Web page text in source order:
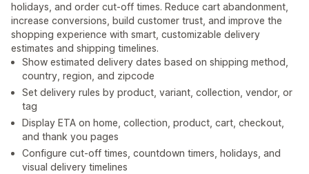
holidays, and order cut-off times. Reduce cart abandonment,
increase conversions, build customer trust, and improve the
shopping experience with smart, customizable delivery
estimates and shipping timelines.
Show estimated delivery dates based on shipping method,
country, region, and zipcode
Set delivery rules by product, variant, collection, vendor, or
tag
Display ETA on home, collection, product, cart, checkout,
and thank you pages
Configure cut-off times, countdown timers, holidays, and
visual delivery timelines